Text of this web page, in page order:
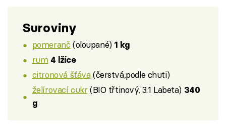
Suroviny
pomeranč (oloupané) 1 kg
rum 4 lžíce
citronová šťáva(čerstvá,podle chuti)
želírovací cukr(BIO třtinový, 3:1 Labeta) 340
g